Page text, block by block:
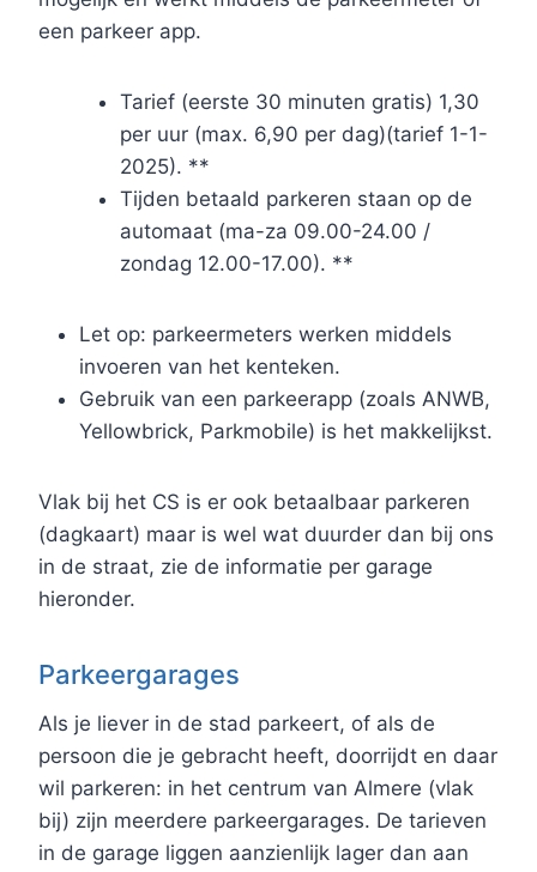
een parkeer app.
Tarief (eerste 30 minuten gratis) 1,30
per uur (max. 6,90 per dag)(tarief 1-1-
2025). **
Tijden betaald parkeren staan op de
automaat (ma-za 09.00-24.00 /
zondag 12.00-17.00). **
Let op: parkeermeters werken middels
invoeren van het kenteken.
Gebruik van een parkeerapp (zoals ANWB,
Yellowbrick, Parkmobile) is het makkelijkst.
Vlak bij het CS is er ook betaalbaar parkeren
(dagkaart) maar is wel wat duurder dan bij ons
in de straat, zie de informatie per garage
hieronder.
Parkeergarages
Als je liever in de stad parkeert, of als de
persoon die je gebracht heeft, doorrijdt en daar
wil parkeren: in het centrum van Almere (vlak
bij) zijn meerdere parkeergarages. De tarieven
in de garage liggen aanzienlijk lager dan aan